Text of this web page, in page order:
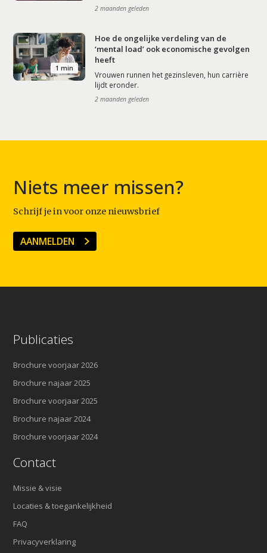
2 maanden geleden
1 min
Hoe de ongelijke verdeling van de
‘mental load’ ook economische gevolgen
heeft
Vrouwen runnen het gezinsleven, hun carrière
lijdt eronder.
2 maanden geleden
Niets meer missen?
Schrijf je in voor onze nieuwsbrief
AANMELDEN
Publicaties
Brochure voorjaar 2026
Brochure najaar 2025
Brochure voorjaar 2025
Brochure najaar 2024
Brochure voorjaar 2024
Contact
Missie & visie
Locaties & toegankelijkheid
FAQ
Privacyverklaring